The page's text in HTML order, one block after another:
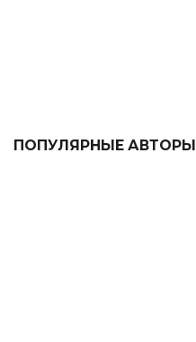
ПОПУЛЯРНЫЕ АВТОРЫ